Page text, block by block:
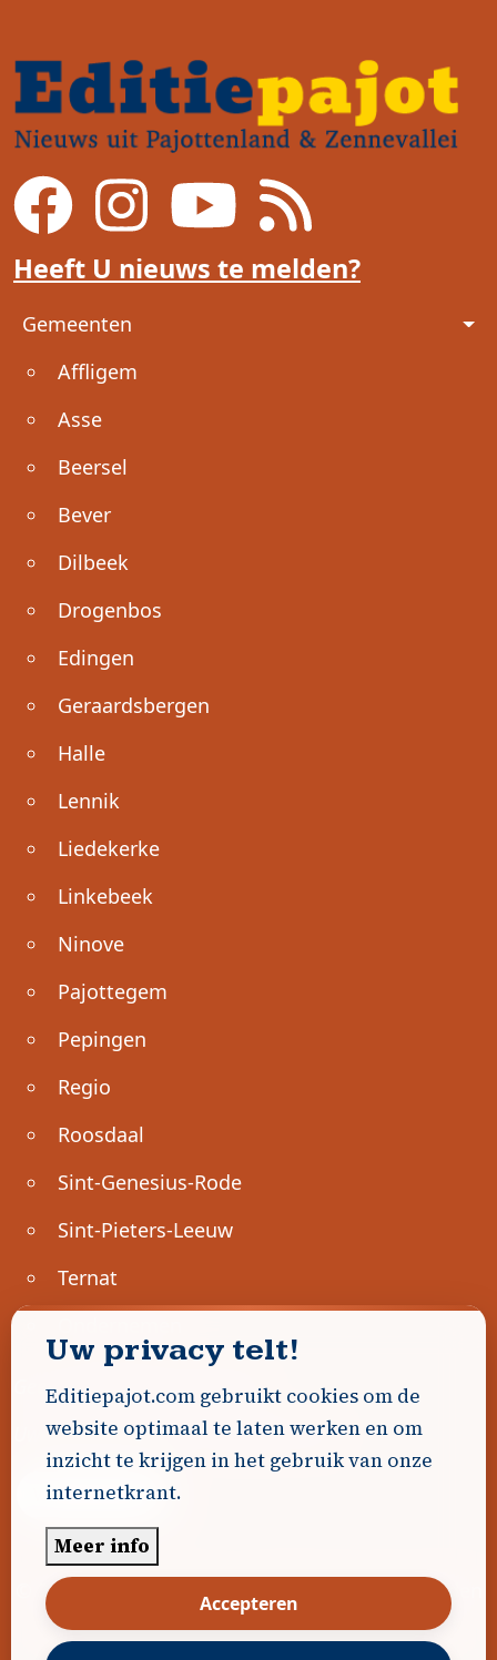
Heeft U nieuws te melden?
Voet
Gemeenten
Affligem
Asse
Beersel
Bever
Dilbeek
Drogenbos
Edingen
Geraardsbergen
Halle
Lennik
Liedekerke
Linkebeek
Ninove
Pajottegem
Pepingen
Regio
Roosdaal
Sint-Genesius-Rode
Sint-Pieters-Leeuw
Ternat
Geen advertenties gevonden.
Uw advertentie hier? Contacteer ons!
Word Partner!
© 2026 Editiepajot.com
Algemene voorwaarden
|Disclaimer Privacybeleid Cookiebeleid|
Gerealiseerd doorDavidHosse.net
Uw privacy telt!
Editiepajot.com gebruikt cookies om de
website optimaal te laten werken en om
inzicht te krijgen in het gebruik van onze
internetkrant.
Meer info
Accepteren